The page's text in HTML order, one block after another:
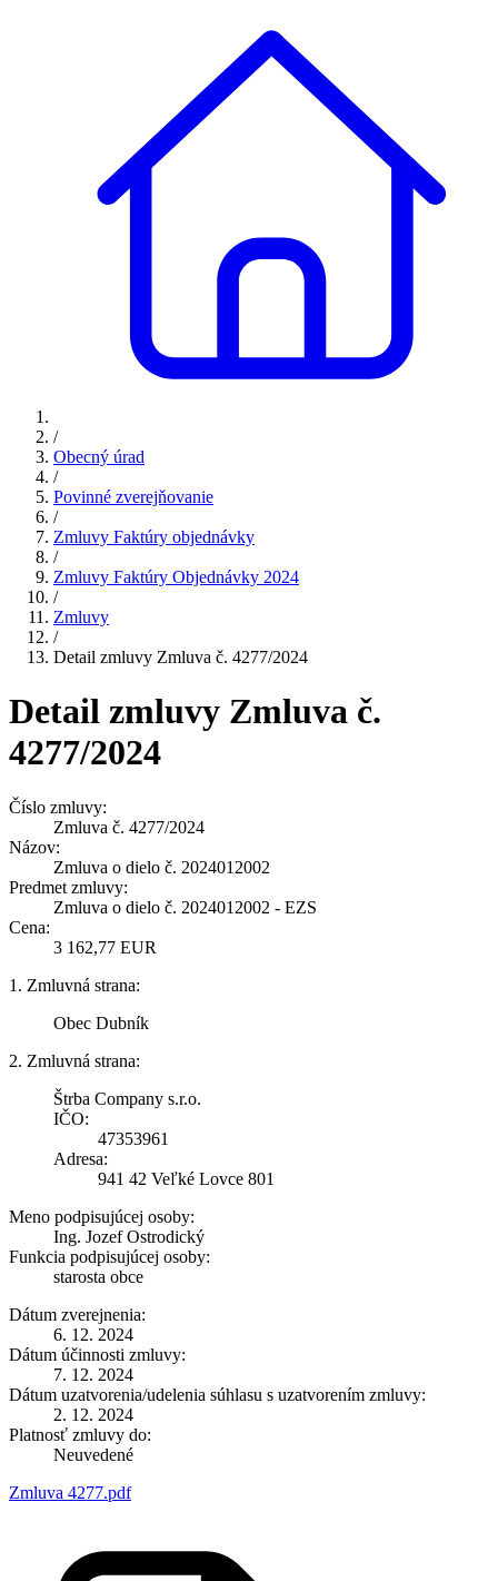
/
Obecný úrad
/
Povinné zverejňovanie
/
Zmluvy Faktúry objednávky
/
Zmluvy Faktúry Objednávky 2024
/
Zmluvy
/
Detail zmluvy Zmluva č. 4277/2024
Detail zmluvy Zmluva č.
4277/2024
Číslo zmluvy:
Zmluva č. 4277/2024
Názov:
Zmluva o dielo č. 2024012002
Predmet zmluvy:
Zmluva o dielo č. 2024012002 - EZS
Cena:
3 162,77 EUR
1. Zmluvná strana:
Obec Dubník
2. Zmluvná strana:
Štrba Company s.r.o.
IČO:
47353961
Adresa:
941 42 Veľké Lovce 801
Meno podpisujúcej osoby:
Ing. Jozef Ostrodický
Funkcia podpisujúcej osoby:
starosta obce
Dátum zverejnenia:
6. 12. 2024
Dátum účinnosti zmluvy:
7. 12. 2024
Dátum uzatvorenia/udelenia súhlasu s uzatvorením zmluvy:
2. 12. 2024
Platnosť zmluvy do:
Neuvedené
Zmluva 4277.pdf